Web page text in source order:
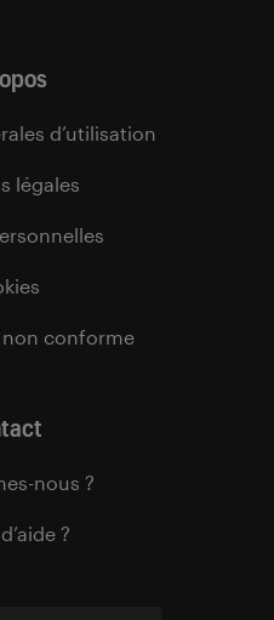
d’utilisation
légales
conforme
nous ?
?